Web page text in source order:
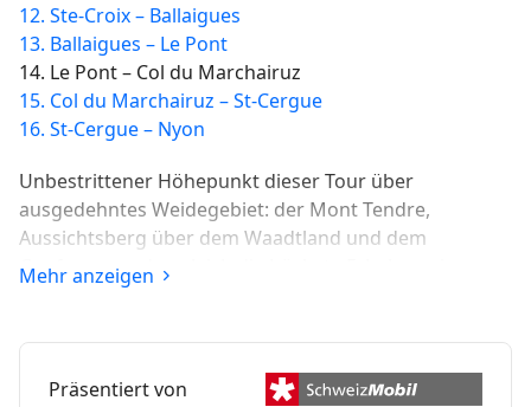
12. Ste-Croix – Ballaigues
13. Ballaigues – Le Pont
14. Le Pont – Col du Marchairuz
15. Col du Marchairuz – St-Cergue
16. St-Cergue – Nyon
Unbestrittener Höhepunkt dieser Tour über
ausgedehntes Weidegebiet: der Mont Tendre,
Aussichtsberg über dem Waadtland und dem
Genfersee und zugleich die höchste Erhebung im
Schweizer Jura. Bei guter Fernsicht reicht der Blick bis
Mehr anzeigen
Präsentiert von